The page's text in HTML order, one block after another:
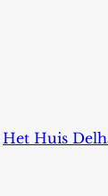
Het Huis